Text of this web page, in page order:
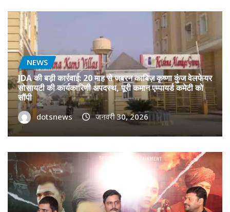
NEWS
JDA की बड़ी कार्रवाई: 20 माह से जबरन काबिज़ कृष्णा कुंज वेलफेयर
सोसायटी की कार्यकारिणी अपदस्थ, पूरी कमान एम्पायर्ड कमेटी को
सौंपी
dotsnews जनवरी 30, 2026